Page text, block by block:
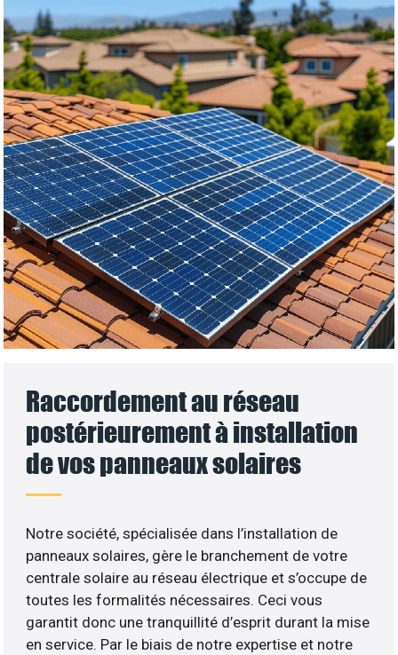
Raccordement au réseau
postérieurement à installation
de vos panneaux solaires
Notre société, spécialisée dans l’installation de
panneaux solaires, gère le branchement de votre
centrale solaire au réseau électrique et s’occupe de
toutes les formalités nécessaires. Ceci vous
garantit donc une tranquillité d’esprit durant la mise
en service. Par le biais de notre expertise et notre